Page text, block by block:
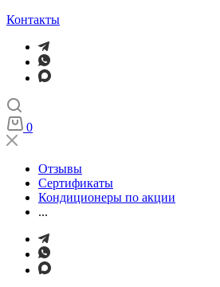
Контакты
0
Отзывы
Сертификаты
Кондиционеры по акции
...